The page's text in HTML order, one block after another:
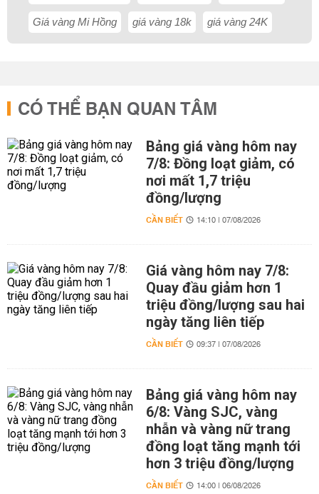
Giá vàng Mi Hồng giá vàng 18k giá vàng 24K
CÓ THỂ BẠN QUAN TÂM
Bảng giá vàng hôm nay
7/8: Đồng loạt giảm, có
nơi mất 1,7 triệu
đồng/lượng
CẦN BIẾT 14:10 | 07/08/2026
Giá vàng hôm nay 7/8:
Quay đầu giảm hơn 1
triệu đồng/lượng sau hai
ngày tăng liên tiếp
CẦN BIẾT 09:37 | 07/08/2026
Bảng giá vàng hôm nay
6/8: Vàng SJC, vàng
nhẫn và vàng nữ trang
đồng loạt tăng mạnh tới
hơn 3 triệu đồng/lượng
CẦN BIẾT 14:00 | 06/08/2026